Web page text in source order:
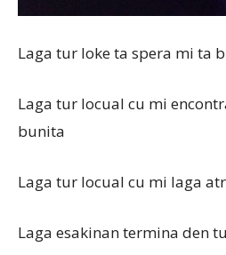
Laga tur loke ta spera mi ta
Laga tur locual cu mi
bunita
Laga tur locual cu mi laga
Laga esakinan termina den